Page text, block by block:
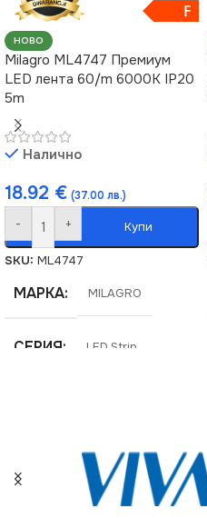
F
НОВО
Milagro ML4747 Премиум
LED лента 60/m 6000K IP20
5m
Налично
18.92 € (37.00 лв.)
- + Купи
SKU: ML4747
МАРКА MILAGRO
СЕРИЯ LED Strip
НАПРЕЖЕНИЕ (V)
ЦВЕТНА ТЕМПЕРАТУРА